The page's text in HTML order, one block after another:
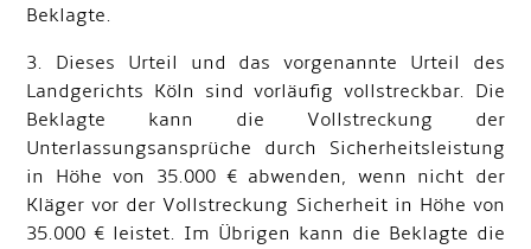
Beklagte.
3. Dieses Urteil und das vorgenannte Urteil des
Landgerichts Köln sind vorläufig vollstreckbar. Die
Beklagte kann die Vollstreckung der
Unterlassungsansprüche durch Sicherheitsleistung
in Höhe von 35.000 € abwenden, wenn nicht der
Kläger vor der Vollstreckung Sicherheit in Höhe von
35.000 € leistet. Im Übrigen kann die Beklagte die